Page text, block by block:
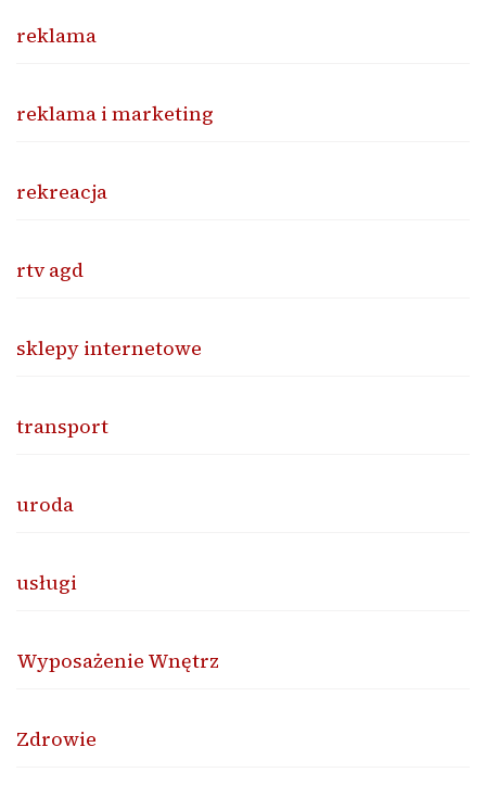
reklama
reklama i marketing
rekreacja
rtv agd
sklepy internetowe
transport
uroda
usługi
Wyposażenie Wnętrz
Zdrowie